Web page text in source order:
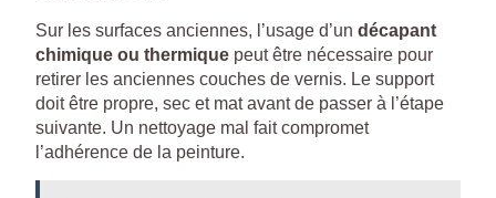
Sur les surfaces anciennes, l’usage d’un décapant
chimique ou thermique peut être nécessaire pour
retirer les anciennes couches de vernis. Le support
doit être propre, sec et mat avant de passer à l’étape
suivante. Un nettoyage mal fait compromet
l’adhérence de la peinture.